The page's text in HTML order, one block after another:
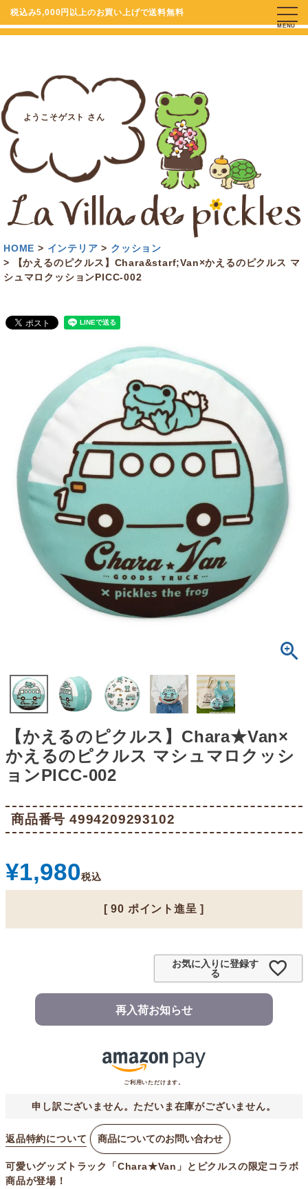
税込み5,000円以上のお買い上げで送料無料
ようこそゲスト さん
MENU
HOME インテリア
クッション
【かえるのピクルス】Chara&starf;Van×かえるのピクルス マ
シュマロクッションPICC-002
【かえるのピクルス】Chara★Van×
かえるのピクルス マシュマロクッシ
ョンPICC-002
商品番号 4994209293102
¥1,980税込
[ 90 ポイント進呈 ]
お気に入りに登録す
る
再入荷お知らせ
ご利用いただけます。
申し訳ございません。ただいま在庫がございません。
返品特約について 商品についてのお問い合わせ
可愛いグッズトラック「Chara★Van」とピクルスの限定コラボ
商品が登場！